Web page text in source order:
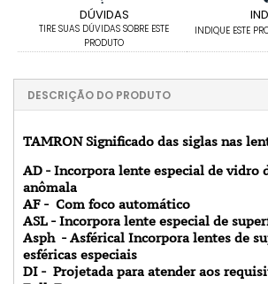
DÚVIDAS
TIRE SUAS DÚVIDAS SOBRE ESTE
PRODUTO
INDIQUE ESTE
DESCRIÇÃO DO PRODUTO
TAMRON Significado das siglas nas
AD - Incorpora lente especial de vidro
anômala
AF - Com foco automático
ASL - Incorpora lente especial de
Asph - Asférical Incorpora lentes de
esféricas especiais
DI - Projetada para atender aos